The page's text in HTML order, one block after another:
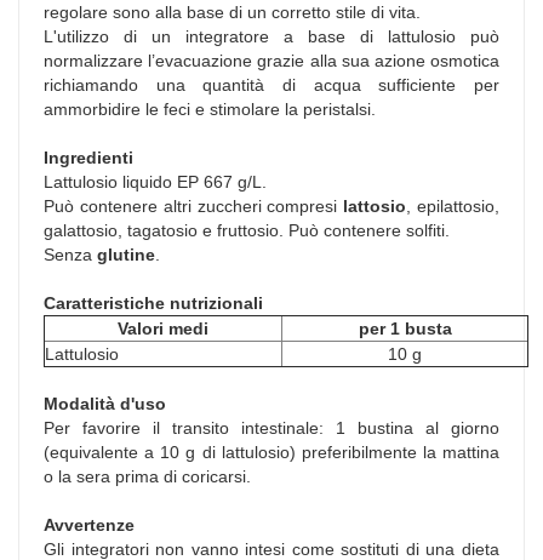
regolare sono alla base di un corretto stile di vita.
L'utilizzo di un integratore a base di lattulosio può
normalizzare l’evacuazione grazie alla sua azione osmotica
richiamando una quantità di acqua sufficiente per
ammorbidire le feci e stimolare la peristalsi.
Ingredienti
Lattulosio liquido EP 667 g/L.
Può contenere altri zuccheri compresi lattosio , epilattosio,
galattosio, tagatosio e fruttosio. Può contenere solfiti.
Senza glutine
Caratteristiche nutrizionali
Valori medi
per 1 busta
Lattulosio
10 g
Modalità d'uso
Per favorire il transito intestinale: 1 bustina al giorno
(equivalente a 10 g di lattulosio) preferibilmente la mattina
o la sera prima di coricarsi.
Avvertenze
Gli integratori non vanno intesi come sostituti di una dieta